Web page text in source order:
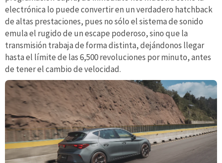
electrónica lo puede convertir en un verdadero hatchback
de altas prestaciones, pues no sólo el sistema de sonido
emula el rugido de un escape poderoso, sino que la
transmisión trabaja de forma distinta, dejándonos llegar
hasta el límite de las 6,500 revoluciones por minuto, antes
de tener el cambio de velocidad.